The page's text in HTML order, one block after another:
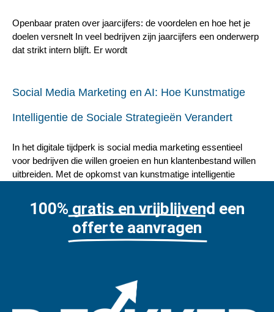
Openbaar praten over jaarcijfers: de voordelen en hoe het je
doelen versnelt In veel bedrijven zijn jaarcijfers een onderwerp
dat strikt intern blijft. Er wordt
Social Media Marketing en AI: Hoe Kunstmatige
Intelligentie de Sociale Strategieën Verandert
In het digitale tijdperk is social media marketing essentieel
voor bedrijven die willen groeien en hun klantenbestand willen
uitbreiden. Met de opkomst van kunstmatige intelligentie
100% gratis en vrijblijvend een
offerte aanvragen